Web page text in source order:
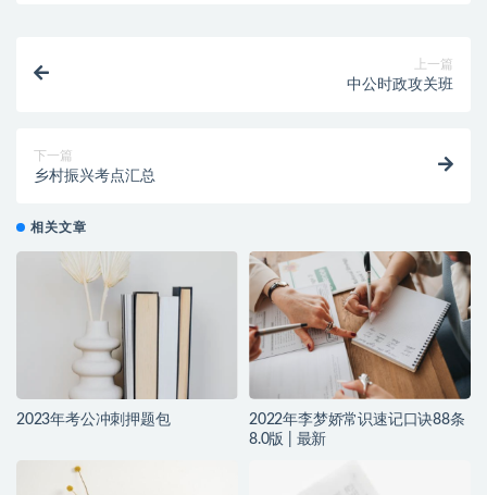
上一篇
中公时政攻关班
下一篇
乡村振兴考点汇总
相关文章
2023年考公冲刺押题包
2022年李梦娇常识速记口诀88条
8.0版 | 最新